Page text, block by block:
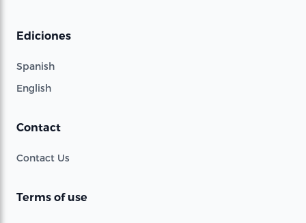
Ediciones
Spanish
English
Contact
Contact Us
Terms of use